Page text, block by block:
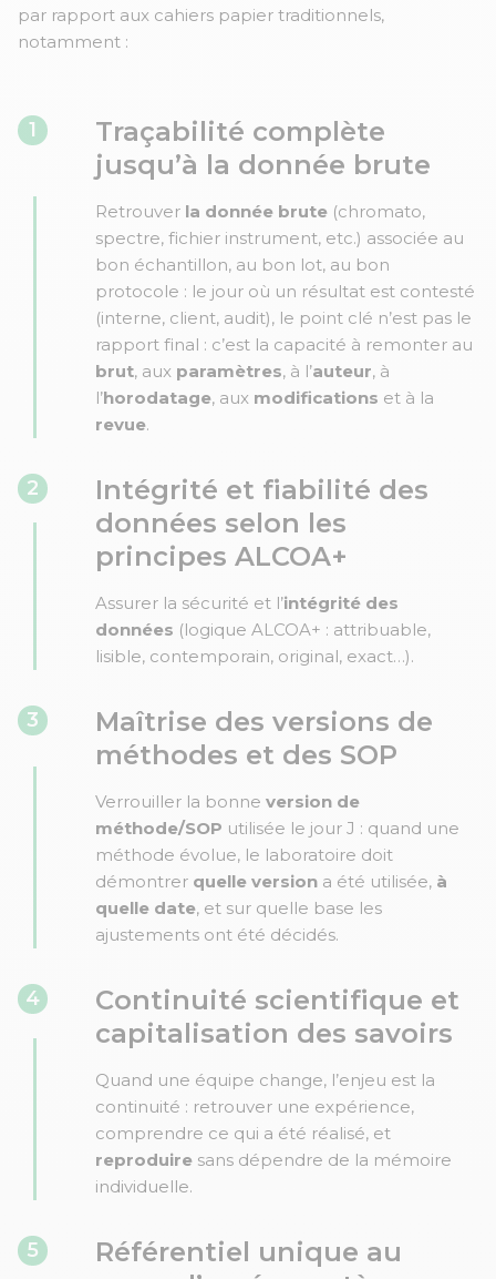
par rapport aux cahiers papier traditionnels,
notamment :
1
Traçabilité complète
jusqu’à la donnée brute
Retrouver la donnée brute (chromato,
spectre, fichier instrument, etc.) associée au
bon échantillon, au bon lot, au bon
protocole : le jour où un résultat est contesté
(interne, client, audit), le point clé n’est pas le
rapport final : c’est la capacité à remonter au
brut, aux paramètres, à l’auteur, à
l’horodatage, aux modifications et à la
revue.
2
Intégrité et fiabilité des
données selon les
principes ALCOA+
Assurer la sécurité et l’intégrité des
données (logique ALCOA+ : attribuable,
lisible, contemporain, original, exact…).
3
Maîtrise des versions de
méthodes et des SOP
Verrouiller la bonne version de
méthode/SOP utilisée le jour J : quand une
méthode évolue, le laboratoire doit
démontrer quelle version a été utilisée, à
quelle date, et sur quelle base les
ajustements ont été décidés.
4
Continuité scientifique et
capitalisation des savoirs
Quand une équipe change, l’enjeu est la
continuité : retrouver une expérience,
comprendre ce qui a été réalisé, et
reproduire sans dépendre de la mémoire
individuelle.
5
Référentiel unique au